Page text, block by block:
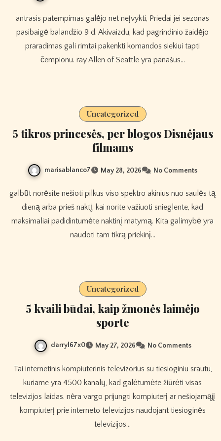
antrasis patempimas galėjo net neįvykti, Priedai jei sezonas
pasibaigė balandžio 9 d. Akivaizdu, kad pagrindinio žaidėjo
praradimas gali rimtai pakenkti komandos siekiui tapti
čempionu. ray Allen of Seattle yra panašus…
Uncategorized
5 tikros princesės, per blogos Disnėjaus
filmams
marisablanco7 May 28, 2026 No Comments
galbūt norėsite nešioti pilkus viso spektro akinius nuo saulės tą
dieną arba prieš naktį, kai norite važiuoti snieglente, kad
maksimaliai padidintumėte naktinį matymą. Kita galimybė yra
naudoti tam tikrą priekinį…
Uncategorized
5 kvaili būdai, kaip žmonės laimėjo
sporte
darryl67x0 May 27, 2026 No Comments
Tai internetinis kompiuterinis televizorius su tiesioginiu srautu,
kuriame yra 4500 kanalų, kad galėtumėte žiūrėti visas
televizijos laidas. nėra vargo prijungti kompiuterį ar nešiojamąjį
kompiuterį prie interneto televizijos naudojant tiesioginės
televizijos…